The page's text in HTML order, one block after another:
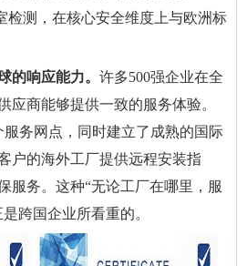
检测，在核心安全维度上与欧洲标
的响应能力。许多500强企业在全
应商能够提供一致的服务体验。
务网点，同时建立了成熟的国际
户的海外工厂提供远程安装指
服务。这种“无论工厂在哪里，服
跨国企业所看重的。